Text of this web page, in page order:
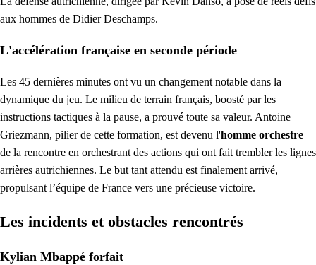
aux hommes de Didier Deschamps.
L'accélération française en seconde période
Les 45 dernières minutes ont vu un changement notable dans la
dynamique du jeu. Le milieu de terrain français, boosté par les
instructions tactiques à la pause, a prouvé toute sa valeur. Antoine
Griezmann, pilier de cette formation, est devenu l'homme orchestre
de la rencontre en orchestrant des actions qui ont fait trembler les lignes
arrières autrichiennes. Le but tant attendu est finalement arrivé,
propulsant l’équipe de France vers une précieuse victoire.
Les incidents et obstacles rencontrés
Kylian Mbappé forfait